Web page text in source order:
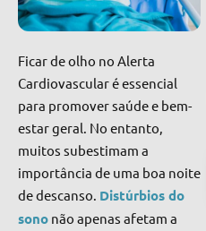
Ficar de olho no Alerta
Cardiovascular é essencial
para promover saúde e bem-
estar geral. No entanto,
muitos subestimam a
importância de uma boa noite
de descanso. Distúrbios do
sono não apenas afetam a